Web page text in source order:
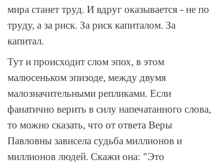
мира станет труд. И вдруг оказывается - не по
труду, а за риск. За риск капиталом. За
капитал.
Тут и происходит слом эпох, в этом
малюсеньком эпизоде, между двумя
малозначительными репликами. Если
фанатично верить в силу напечатанного слова,
то можно сказать, что от ответа Веры
Павловны зависела судьба миллионов и
миллионов людей. Скажи она: "Это